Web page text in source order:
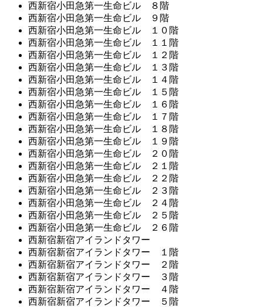
西新宿小田急第一生命ビル ８階
西新宿小田急第一生命ビル ９階
西新宿小田急第一生命ビル １０階
西新宿小田急第一生命ビル １１階
西新宿小田急第一生命ビル １２階
西新宿小田急第一生命ビル １３階
西新宿小田急第一生命ビル １４階
西新宿小田急第一生命ビル １５階
西新宿小田急第一生命ビル １６階
西新宿小田急第一生命ビル １７階
西新宿小田急第一生命ビル １８階
西新宿小田急第一生命ビル １９階
西新宿小田急第一生命ビル ２０階
西新宿小田急第一生命ビル ２１階
西新宿小田急第一生命ビル ２２階
西新宿小田急第一生命ビル ２３階
西新宿小田急第一生命ビル ２４階
西新宿小田急第一生命ビル ２５階
西新宿小田急第一生命ビル ２６階
西新宿新宿アイランドタワー
西新宿新宿アイランドタワー １階
西新宿新宿アイランドタワー ２階
西新宿新宿アイランドタワー ３階
西新宿新宿アイランドタワー ４階
西新宿新宿アイランドタワー ５階